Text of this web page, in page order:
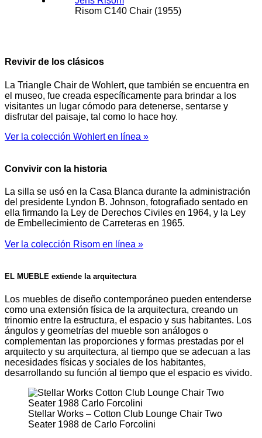
Risom C140 Chair (1955)
Revivir de los clásicos
La Triangle Chair de Wohlert, que también se encuentra en
el museo, fue creada específicamente para brindar a los
visitantes un lugar cómodo para detenerse, sentarse y
disfrutar del paisaje, tal como lo hace hoy.
Ver la colección Wohlert en línea »
Convivir con la historia
La silla se usó en la Casa Blanca durante la administración
del presidente Lyndon B. Johnson, fotografiado sentado en
ella firmando la Ley de Derechos Civiles en 1964, y la Ley
de Embellecimiento de Carreteras en 1965.
Ver la colección Risom en línea »
EL MUEBLE extiende la arquitectura
Los muebles de diseño contemporáneo pueden entenderse
como una extensión física de la arquitectura, creando un
trinomio entre la estructura, el espacio y sus habitantes. Los
ángulos y geometrías del mueble son análogos o
complementan las proporciones y formas prestadas por el
arquitecto y su arquitectura, al tiempo que se adecuan a las
necesidades físicas y sociales de los habitantes,
desarrollando su función al tiempo que el espacio es vivido.
Stellar Works – Cotton Club Lounge Chair Two
Seater 1988 de Carlo Forcolini